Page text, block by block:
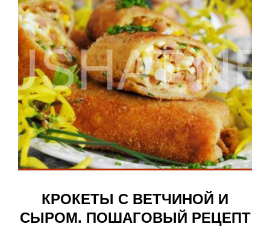
КРОКЕТЫ С ВЕТЧИНОЙ И
СЫРОМ. ПОШАГОВЫЙ РЕЦЕПТ